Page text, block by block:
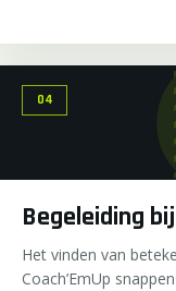
opbouwen van
04
Begeleiding
Het vinden van
Coach’EmUp